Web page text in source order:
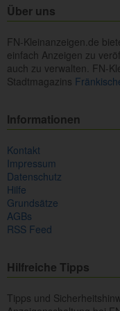
Über uns
FN-Kleinanzeigen.de
einfach Anzeigen zu
auch zu verwalten. FN-
Stadtmagazins
Informationen
Kontakt
Impressum
Datenschutz
Hilfe
Grundsätze
AGBs
RSS Feed
Hilfreiche Tipps
Tipps und